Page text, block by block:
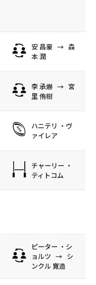
安 昌豪 → 森
本 潤
李 承爀 → 宮
里 侑樹
ハニテリ ・ヴ
ァイレア
チャーリー ・
ティトコム
ピーター ・シ
ョルツ → シ
ンクル 寛造